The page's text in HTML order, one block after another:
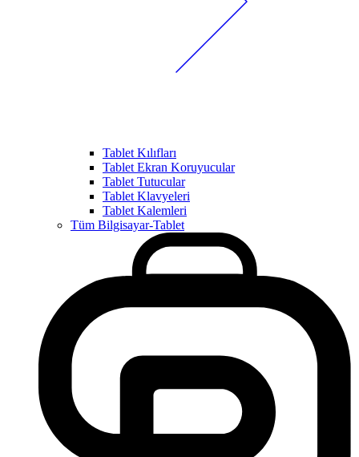
Tablet Kılıfları
Tablet Ekran Koruyucular
Tablet Tutucular
Tablet Klavyeleri
Tablet Kalemleri
Tüm Bilgisayar-Tablet